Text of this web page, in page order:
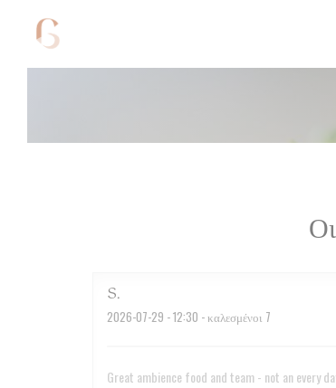
Πίνακας διαχείρισης "Μπισκότων" (Cookies)
S
2026-07-29 - 12:30 - καλεσμένοι 7
Great ambience food and team - not an every